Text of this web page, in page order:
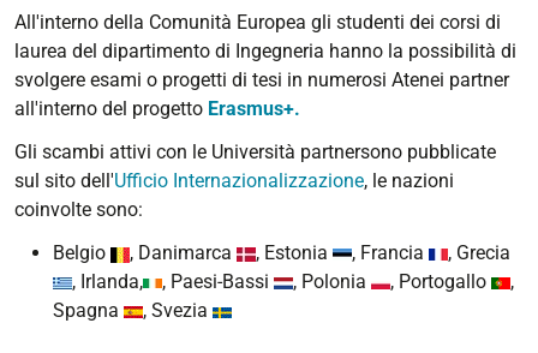
All'interno della Comunità Europea gli studenti dei corsi di
laurea del dipartimento di Ingegneria hanno la possibilità di
svolgere esami o progetti di tesi in numerosi Atenei partner
all'interno del progetto Erasmus+.
Gli scambi attivi con le Università partnersono pubblicate
sul sito dell'Ufficio Internazionalizzazione, le nazioni
coinvolte sono:
Belgio
, Danimarca , Estonia , Francia
, Grecia
, Irlanda,
, Paesi-Bassi , Polonia , Portogallo
,
Spagna
, Svezia